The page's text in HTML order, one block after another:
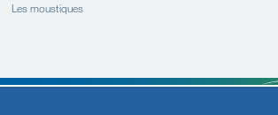
Les moustiques